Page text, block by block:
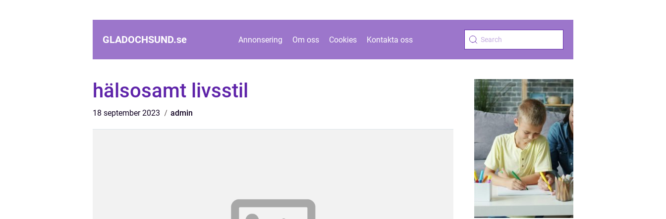
GLADOCHSUND.se Annonsering Om oss Cookies Kontakta oss
hälsosamt livsstil
18 september 2023 admin